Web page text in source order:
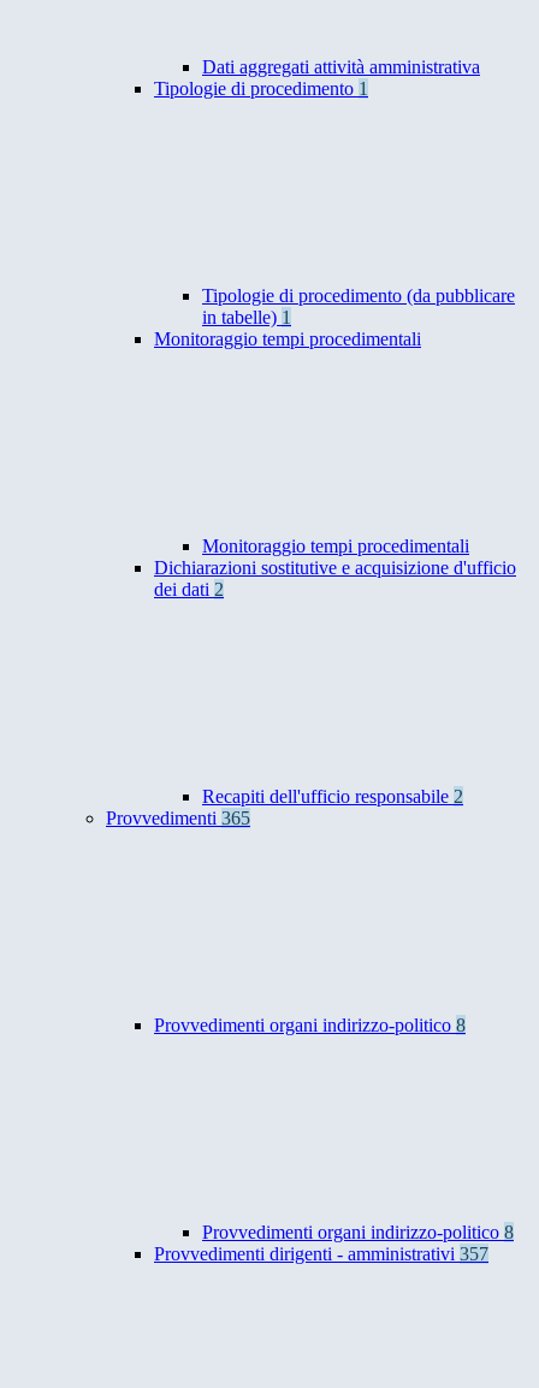
Dati aggregati attività amministrativa
Tipologie di procedimento 1
Tipologie di procedimento (da pubblicare
in tabelle) 1
Monitoraggio tempi procedimentali
Monitoraggio tempi procedimentali
Dichiarazioni sostitutive e acquisizione d'ufficio
dei dati 2
Recapiti dell'ufficio responsabile 2
Provvedimenti 365
Provvedimenti organi indirizzo-politico 8
Provvedimenti organi indirizzo-politico 8
Provvedimenti dirigenti - amministrativi 357